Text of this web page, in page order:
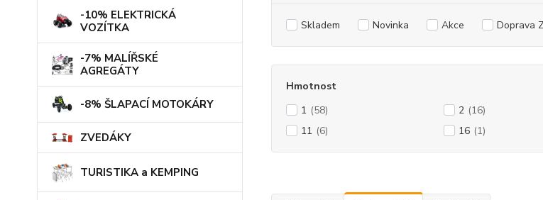
-10% ELEKTRICKÁ
VOZÍTKA
-7% MALÍŘSKÉ
AGREGÁTY
-8% ŠLAPACÍ MOTOKÁRY
ZVEDÁKY
TURISTIKA a KEMPING
Skladem Novinka Akce Doprava
Hmotnost
1 (58) 2 (16)
11 (6) 16 (1)